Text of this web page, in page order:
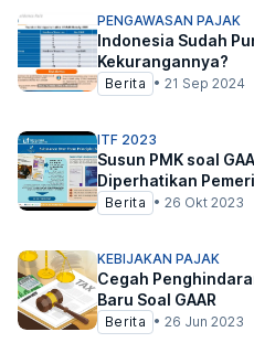
PENGAWASAN PAJAK
Indonesia Sudah
Kekurangannya?
Berita • 21 Sep 2024
ITF 2023
Susun PMK soal
Diperhatikan
Berita • 26 Okt 2023
KEBIJAKAN PAJAK
Cegah
Baru Soal GAAR
Berita • 26 Jun 2023